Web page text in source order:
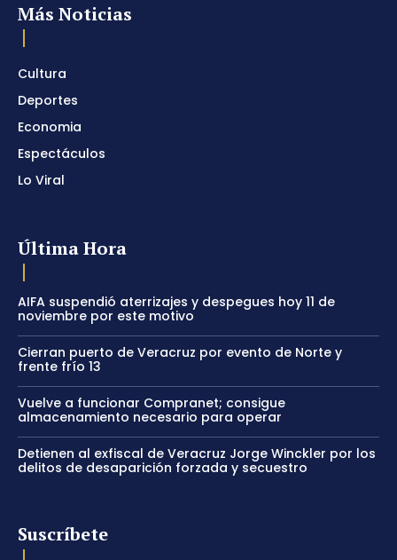
Más Noticias
Cultura
Deportes
Economia
Espectáculos
Lo Viral
Última Hora
AIFA suspendió aterrizajes y despegues hoy 11 de
noviembre por este motivo
Cierran puerto de Veracruz por evento de Norte y
frente frío 13
Vuelve a funcionar Compranet; consigue
almacenamiento necesario para operar
Detienen al exfiscal de Veracruz Jorge Winckler por los
delitos de desaparición forzada y secuestro
Suscríbete